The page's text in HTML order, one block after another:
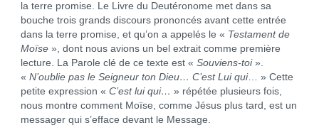
la terre promise. Le Livre du Deutéronome met dans sa
bouche trois grands discours prononcés avant cette entrée
dans la terre promise, et qu’on a appelés le « Testament de
Moïse», dont nous avions un bel extrait comme première
lecture. La Parole clé de ce texte est « Souviens-toi».
« N’oublie pas le Seigneur ton Dieu… C’est Lui qui… » Cette
petite expression « C’est lui qui… » répétée plusieurs fois,
nous montre comment Moïse, comme Jésus plus tard, est un
messager qui s’efface devant le Message.